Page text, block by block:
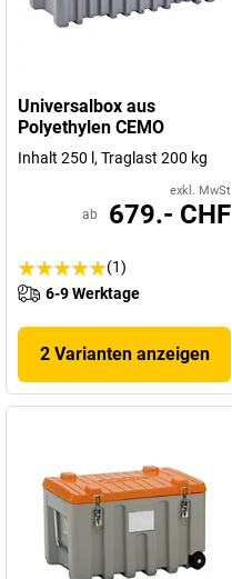
Universalbox aus
Polyethylen CEMO
Inhalt 250 l, Traglast 200 kg
exkl. MwSt
ab 679.- CHF
(1)
6-9 Werktage
2 Varianten anzeigen